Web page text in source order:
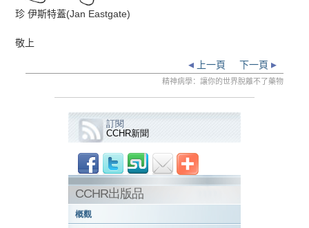
珍 伊斯特蓋(Jan Eastgate)
敬上
下一頁
上一頁
精神病學：讓你的世界脫離不了藥物
訂閱
CCHR新聞
CCHR出版品
概觀